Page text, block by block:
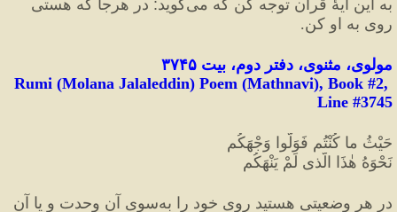
به این آیهٔ قرآن توجه کن که می‌گوید
:
روی به او کن.
مولوی، مثنوی، دفتر دوم، بیت ۳۷۴۵
Rumi (Molana Jalaleddin) Poem (Mathnavi), Book #2,
Line #3745
حَیْثُ ما کُنْتُم فَوَلُّوا وَجْهَکُم
نَحْوَهُ هٰذَا الَّذی لَمْ یَنْهَکُم